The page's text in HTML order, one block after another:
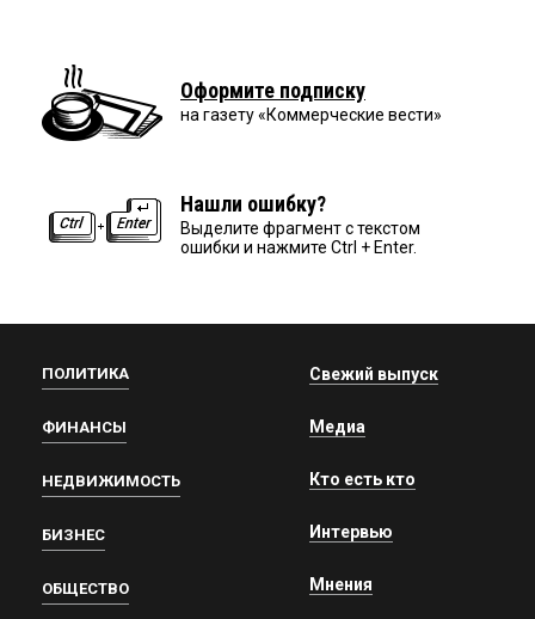
Оформите подписку
на газету «Коммерческие вести»
Нашли ошибку?
Выделите фрагмент с текстом
ошибки и нажмите Ctrl + Enter.
ПОЛИТИКА
ФИНАНСЫ
НЕДВИЖИМОСТЬ
БИЗНЕС
ОБЩЕСТВО
Свежий выпуск
Медиа
Кто есть кто
Интервью
Мнения